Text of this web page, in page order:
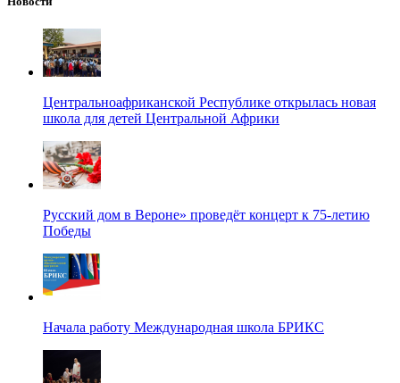
Центральноафриканской Республике открылась новая
школа для детей Центральной Африки
Русский дом в Вероне» проведёт концерт к 75-летию
Победы
Начала работу Международная школа БРИКС